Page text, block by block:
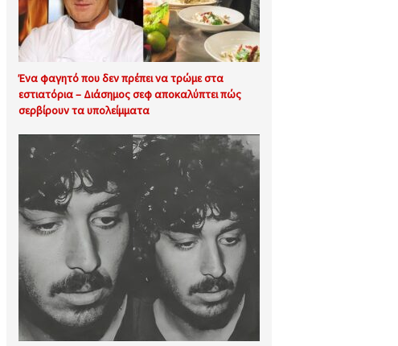
Ένα φαγητό που δεν πρέπει να τρώμε στα
εστιατόρια – Διάσημος σεφ αποκαλύπτει πώς
σερβίρουν τα υπολείμματα